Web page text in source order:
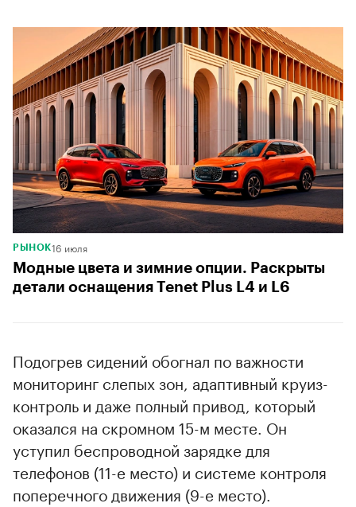
РЫНОК16 июля
Модные цвета и зимние опции. Раскрыты
детали оснащения Tenet Plus L4 и L6
Подогрев сидений обогнал по важности
мониторинг слепых зон, адаптивный круиз-
контроль и даже полный привод, который
оказался на скромном 15-м месте. Он
уступил беспроводной зарядке для
телефонов (11-е место) и системе контроля
поперечного движения (9-е место).